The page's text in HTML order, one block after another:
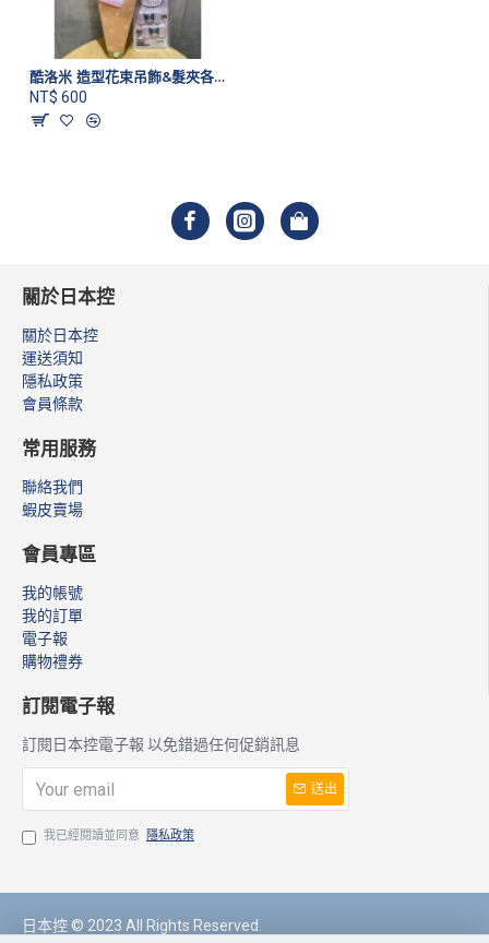
酷洛米 造型花束吊飾&髮夾各一(客訂)
NT$ 600
關於日本控
關於日本控
運送須知
隱私政策
會員條款
常用服務
聯絡我們
蝦皮賣場
會員專區
我的帳號
我的訂單
電子報
購物禮券
訂閱電子報
訂閱日本控電子報 以免錯過任何促銷訊息
送出
我已經閱讀並同意 隱私政策
日本控 © 2023 All Rights Reserved.